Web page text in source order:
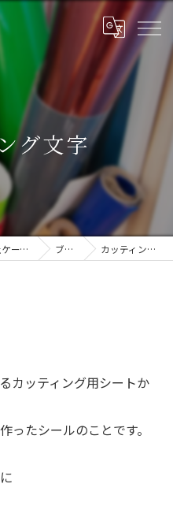
グ文字
愛媛でデザイン制作なら株式会社ケーズファクトリー ブログ カッティング文字
カッティング用シートか
ったシールのことです。